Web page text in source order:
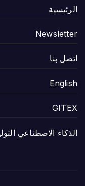
الرئيسية
Newsletter
اتصل بنا
English
GITEX
الذكاء الاصطناعي